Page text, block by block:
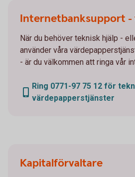
Internetbanksupport -
När du behöver teknisk hjälp -
använder våra
- är du välkommen att ringa vår
Ring 0771-97 75 12 för
värdepapperstjänster
Kapitalförvaltare